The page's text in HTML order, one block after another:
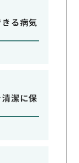
る病気
潔に保